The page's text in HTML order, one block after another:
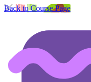
Back to Course Page